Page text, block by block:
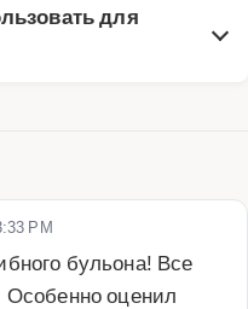
для
PM
бульона! Все
Особенно оценил